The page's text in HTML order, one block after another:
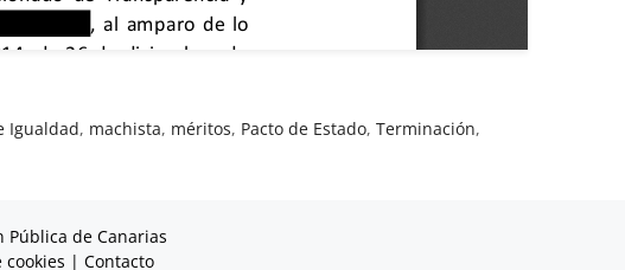
Igualdad, machista, méritos, Pacto de Estado,Terminación,
Pública de Canarias
cookies | Contacto